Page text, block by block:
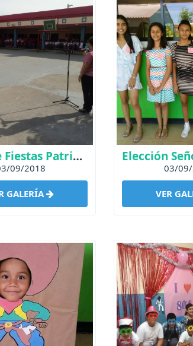
Inicio de Fiestas Patrias 2018
09/2018
GALERÍA
03/
VER